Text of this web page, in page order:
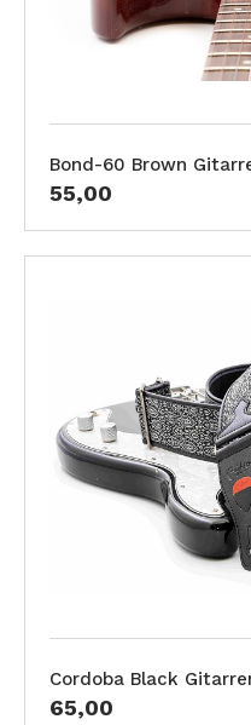
Bond-60 Brown
55,00
Cordoba Black
65,00